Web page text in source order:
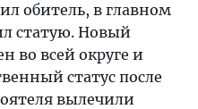
обитель, в главном
статую. Новый
во всей округе и
статус после
вылечили